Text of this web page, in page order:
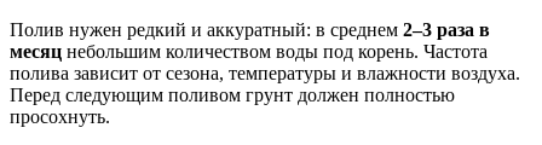
Полив нужен редкий и аккуратный: в среднем 2–3 раза в
месяц небольшим количеством воды под корень. Частота
полива зависит от сезона, температуры и влажности воздуха.
Перед следующим поливом грунт должен полностью
просохнуть.